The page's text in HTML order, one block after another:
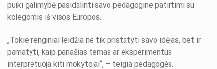
puiki galimybė pasidalinti savo pedagogine patirtimi su
kolegomis iš visos Europos.
„Tokie renginiai leidžia ne tik pristatyti savo idėjas, bet ir
pamatyti, kaip panašias temas ar eksperimentus
interpretuoja kiti mokytojai“, – teigia pedagogės.